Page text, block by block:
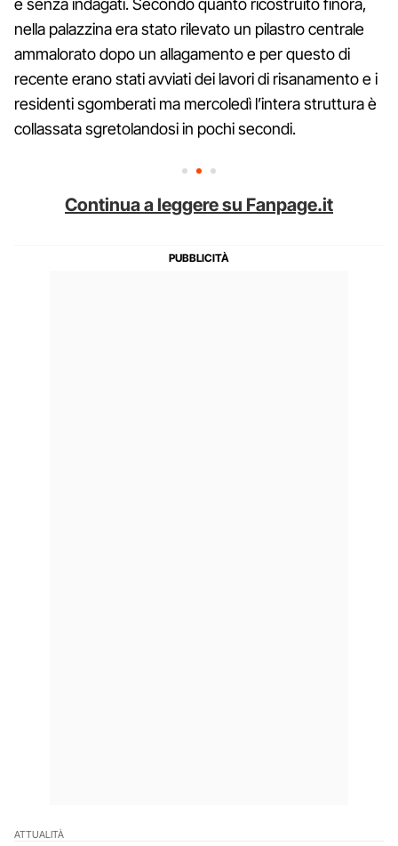
è senza indagati. Secondo quanto ricostruito finora,
nella palazzina era stato rilevato un pilastro centrale
ammalorato dopo un allagamento e per questo di
recente erano stati avviati dei lavori di risanamento e i
residenti sgomberati ma mercoledì l’intera struttura è
collassata sgretolandosi in pochi secondi.
Continua a leggere su Fanpage.it
ATTUALITÀ